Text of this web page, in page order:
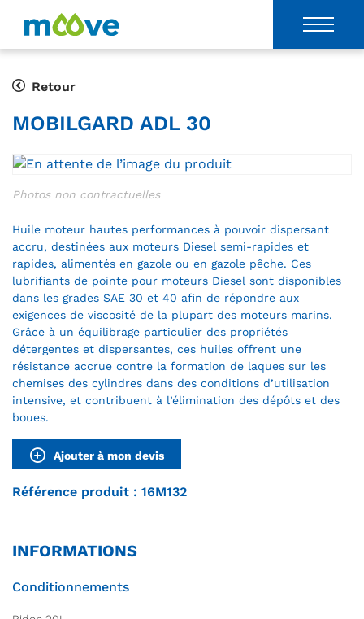
Retour
MOBILGARD ADL 30
Huile moteur hautes performances à pouvoir dispersant
accru, destinées aux moteurs Diesel semi-rapides et
rapides, alimentés en gazole ou en gazole pêche. Ces
lubrifiants de pointe pour moteurs Diesel sont disponibles
dans les grades SAE 30 et 40 afin de répondre aux
exigences de viscosité de la plupart des moteurs marins.
Grâce à un équilibrage particulier des propriétés
détergentes et dispersantes, ces huiles offrent une
résistance accrue contre la formation de laques sur les
chemises des cylindres dans des conditions d’utilisation
intensive, et contribuent à l’élimination des dépôts et des
boues.
Ajouter à mon devis
Référence produit : 16M132
INFORMATIONS
Conditionnements